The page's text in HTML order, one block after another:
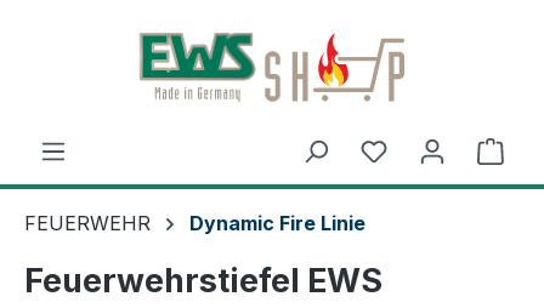
Zum Hauptinhalt springen
FEUERWEHR Dynamic Fire Linie
Feuerwehrstiefel EWS